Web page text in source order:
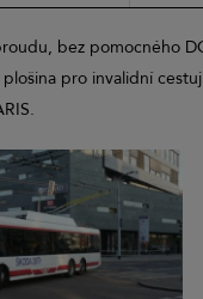
bez pomocného
pro invalidní